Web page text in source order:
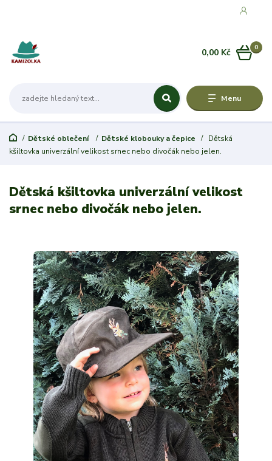
Menu
0
0,00 Kč
Dětské oblečení Dětské klobouky a čepice
Dětská
kšiltovka univerzální velikost srnec nebo divočák nebo jelen.
Dětská kšiltovka univerzální velikost
srnec nebo divočák nebo jelen.